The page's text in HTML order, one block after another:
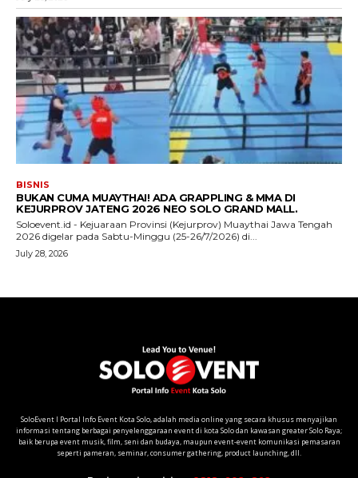
SoloEvent I Portal Info Event Kota Solo, adalah media online yang secara khusus menyajikan
informasi tentang berbagai penyelenggaraan event di kota Solo dan kawasan greater Solo Raya;
baik berupa event musik, film, seni dan budaya, maupun event-event komunikasi pemasaran
seperti pameran, seminar, consumer gathering, product launching, dll.